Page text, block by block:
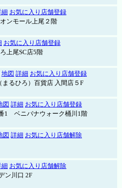
細 お気に入り店舗登録
ンモール上尾２階
お気に入り店舗登録
上尾SC店5階
地図 詳細 お気に入り店舗登録
るひろ）百貨店 入間店５F
図 詳細 お気に入り店舗登録
1 ベニバナウォーク桶川1階
図 詳細 お気に入り店舗解除
細 お気に入り店舗解除
ン川口 2F